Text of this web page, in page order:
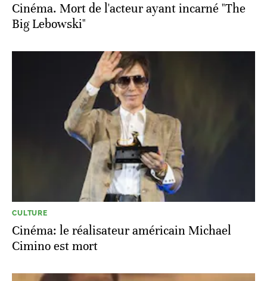
Cinéma. Mort de l'acteur ayant incarné "The
Big Lebowski"
CULTURE
Cinéma: le réalisateur américain Michael
Cimino est mort